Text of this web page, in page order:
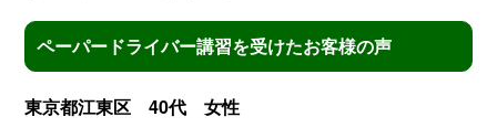
ペーパードライバー講習を受けたお客様の声
東京都江東区 40代 女性